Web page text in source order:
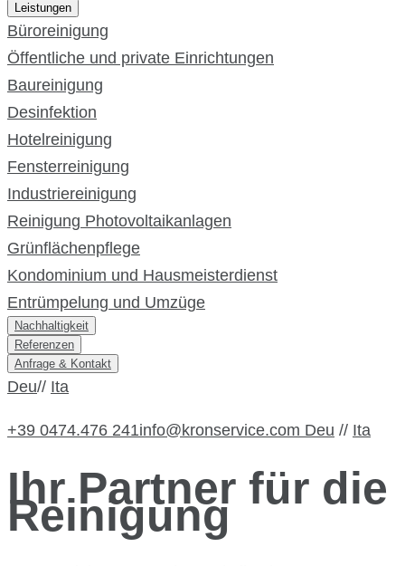
Leistungen
Büroreinigung
Öffentliche und private Einrichtungen
Baureinigung
Desinfektion
Hotelreinigung
Fensterreinigung
Industriereinigung
Reinigung Photovoltaikanlagen
Grünflächenpflege
Kondominium und Hausmeisterdienst
Entrümpelung und Umzüge
Nachhaltigkeit
Referenzen
Anfrage & Kontakt
Deu// Ita
+39 0474.476 241info@kronservice.com Deu // Ita
Ihr Partner für die
Reinigung